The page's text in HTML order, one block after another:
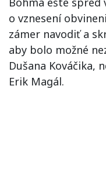
o vznesení
zámer navodiť a
aby bolo možné
Dušana Kováčika,
Erik Magál.